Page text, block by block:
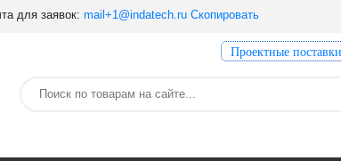
для заявок: mail+1@indatech.ru Скопировать
Проектные